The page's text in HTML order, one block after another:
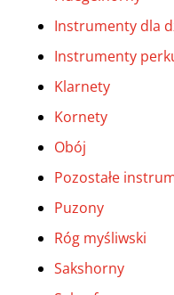
Instrumenty dla
Instrumenty
Klarnety
Kornety
Obój
Pozostałe
Puzony
Róg myśliwski
Sakshorny